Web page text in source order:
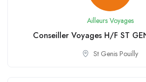
Ailleurs Voyages
Conseiller Voyages H/F ST
St Genis Pouilly